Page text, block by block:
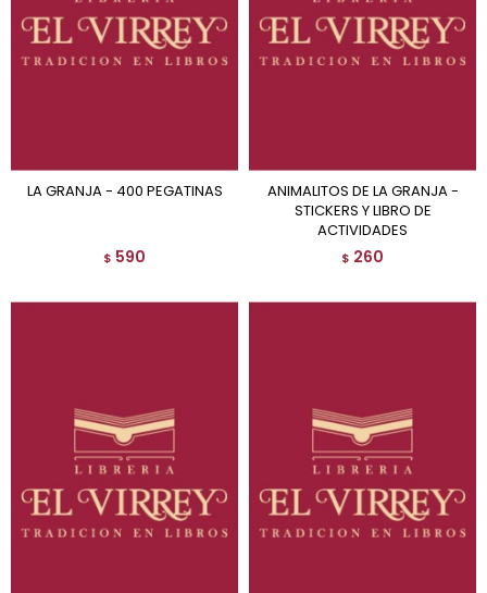
LA GRANJA - 400 PEGATINAS
$ 590
ANIMALITOS DE LA GRANJA -
STICKERS Y LIBRO DE
ACTIVIDADES
$ 260